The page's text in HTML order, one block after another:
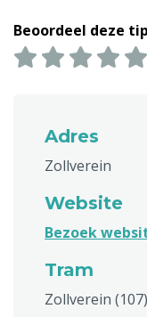
Beoordeel deze
Adres
Zollverein
Website
Bezoek
Tram
Zollverein (107)